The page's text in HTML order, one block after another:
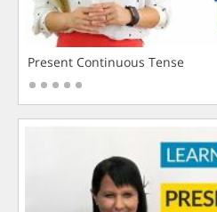
Present Continuous Tense